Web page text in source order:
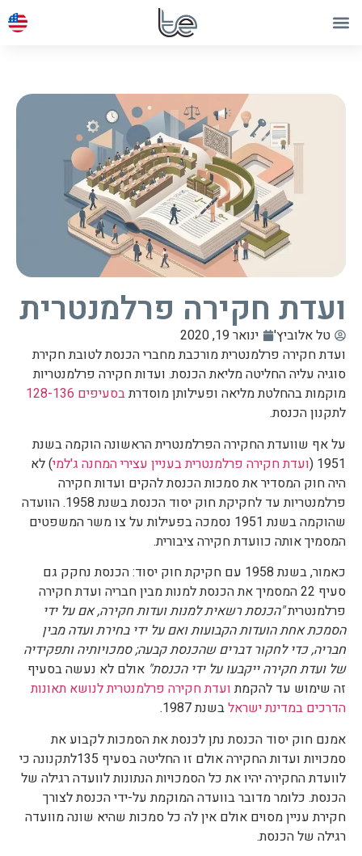
ועדת חקירה פרלמנטרית
טל אלוביץ'
ינואר 19, 2020
ועדת חקירה פרלמנטרית מורכבת מחברי הכנסת לטובת חקירת
סוגיה עליה החליטה מליאת הכנסת. ועדות חקירה פרלמנטריות
מוקמות בהחלטת מליאה ופעילותן מוסדרתבסעיפים 128-136
לתקנון הכנסת.
על אף שוועדת החקירה הפרלמנטרית הראשונה הוקמה בשנת
1951 ( ועדת חקירה פרלמנטרית בעניין עצירי המחנה ג'למי) לא
היה חוק המסדיר את סמכות הכנסת להקים ועדות חקירה
פרלמנטריות עד לחקיקת חוק יסוד הכנסת בשנת 1958. הוועדה
שהוקמה בשנת 1951 נסמכה בפעילות על צו משר המשפטים
המסמיך אותה כוועדת חקירה ציבורית.
כאמור, בשנת 1958 עם חקיקת חוק יסוד: הכנסת נחקק גם
סעיף 22 המסמיך את הכנסת למנות מבין חבריה ועדת חקירה
פרלמנטרית"הכנסת רשאית למנות ועדות חקירה, אם על ידי
הסמכת אחת הועדות הקבועות ואם על ידי בחירת ועדה מבין
חבריה, כדי לחקור דברים שהכנסת קבעה; סמכויותיה ותפקידיה
של ועדת חקירה ייקבעו על ידי הכנסת" אולם לא נעשה בסעיף
זה שימוש עד להקמתועדת חקירה פרלמנטרית לנושא תאונות
הדרכים במדינת ישראלבשנת 1987.
אמנם חוק יסוד הכנסת נתן לכנסת את הסמכות לקבוע את
סמכויות ועדות החקירה אולם זו החליטה בסעיף 135לתקנונה כי
לוועדת החקירה יהיו את כל הסמכויות הנתונות לוועדה רגילה של
הכנסת. כלומר מדובר בוועדה המוקמת על-ידי הכנסת לצורך
חקירת עניין מסוים אולם אין לה כל סמכות שהיא שונה מוועדה
רגילה של הכנסת.